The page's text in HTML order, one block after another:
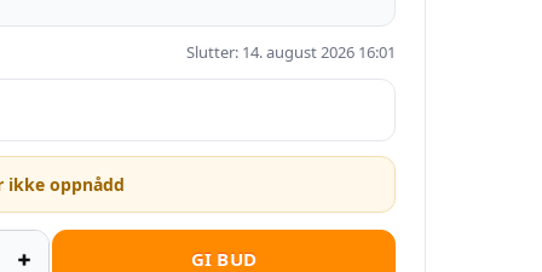
Slutter: 14. august 2026 16:01
ikke oppnådd
GI BUD